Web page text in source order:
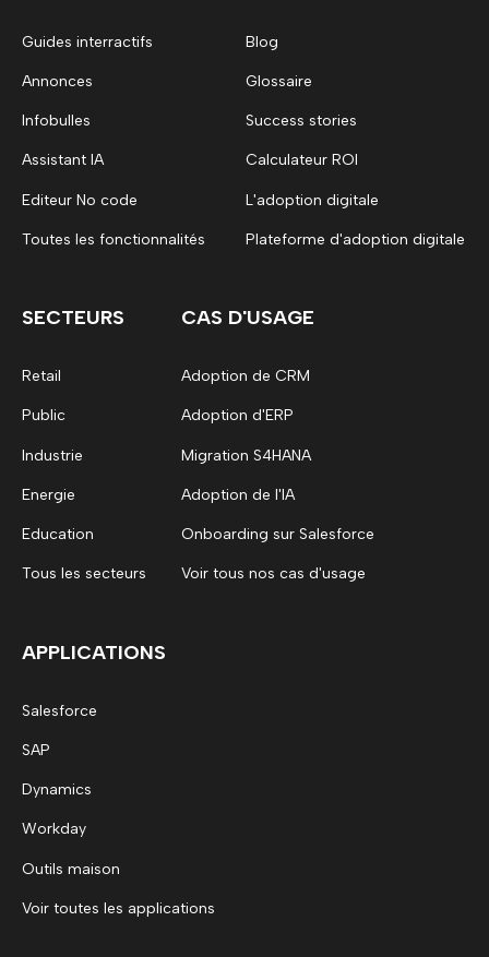
Guides interractifs
Annonces
Infobulles
Assistant IA
Editeur No code
Toutes les fonctionnalités
Blog
Glossaire
Success stories
Calculateur ROI
L'adoption digitale
Plateforme d'adoption digitale
SECTEURS
Retail
Public
Industrie
Energie
Education
Tous les secteurs
CAS D'USAGE
Adoption de CRM
Adoption d'ERP
Migration S4HANA
Adoption de l'IA
Onboarding sur Salesforce
Voir tous nos cas d'usage
APPLICATIONS
Salesforce
SAP
Dynamics
Workday
Outils maison
Voir toutes les applications